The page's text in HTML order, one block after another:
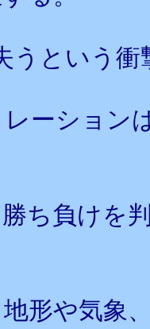
うという
ーション
ち負けを
形や気象